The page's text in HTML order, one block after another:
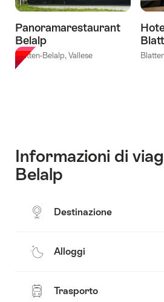
Panoramarestaurant
Belalp
Blatten-Belalp, Vallese
Informazioni di
Belalp
Destinazione
Alloggi
Trasporto